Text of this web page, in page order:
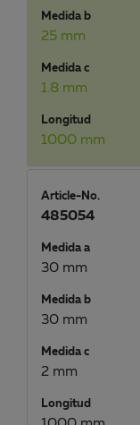
Medida b
25 mm
Medida c
1.8 mm
Longitud
1000 mm
Article-No.
485054
Medida a
30 mm
Medida b
30 mm
Medida c
2 mm
Longitud